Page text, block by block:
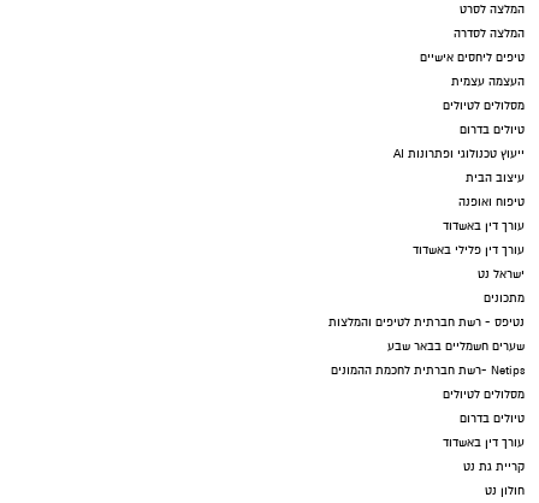
המלצה לסרט
המלצה לסדרה
טיפים ליחסים אישיים
העצמה עצמית
מסלולים לטיולים
טיולים בדרום
ייעוץ טכנולוגי ופתרונות AI
עיצוב הבית
טיפוח ואופנה
עורך דין באשדוד
עורך דין פלילי באשדוד
ישראל נט
מתכונים
נטיפס - רשת חברתית לטיפים והמלצות
שערים חשמליים בבאר שבע
Netips -רשת חברתית לחכמת ההמונים
מסלולים לטיולים
טיולים בדרום
עורך דין באשדוד
קריית גת נט
חולון נט